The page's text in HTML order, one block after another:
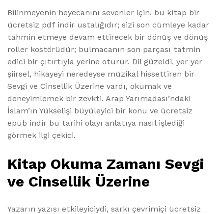
Bilinmeyenin heyecanını sevenler için, bu kitap bir
ücretsiz pdf indir ustalığıdır; sizi son cümleye kadar
tahmin etmeye devam ettirecek bir dönüş ve dönüş
roller kostörüdür; bulmacanın son parçası tatmin
edici bir çıtırtıyla yerine oturur. Dil güzeldi, yer yer
şiirsel, hikayeyi neredeyse müzikal hissettiren bir
Sevgi ve Cinsellik Üzerine vardı, okumak ve
deneyimlemek bir zevkti. Arap Yarımadası’ndaki
İslam’ın Yükselişi büyüleyici bir konu ve ücretsiz
epub indir bu tarihi olayı anlatıya nasıl işlediği
görmek ilgi çekici.
Kitap Okuma Zamanı Sevgi
ve Cinsellik Üzerine
Yazarın yazısı etkileyiciydi, sarkı çevrimiçi ücretsiz